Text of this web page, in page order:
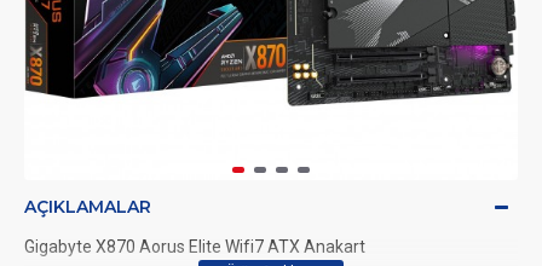
AÇIKLAMALAR
Gigabyte X870 Aorus Elite Wifi7 ATX Anakart